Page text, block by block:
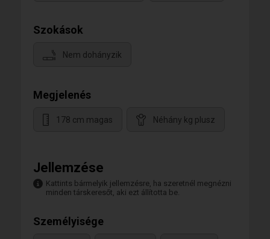
Szokások
Nem dohányzik
Megjelenés
178 cm magas Néhány kg plusz
Jellemzése
Kattints bármelyik jellemzésre, ha szeretnél megnézni
minden társkeresőt, aki ezt állította be.
Személyisége